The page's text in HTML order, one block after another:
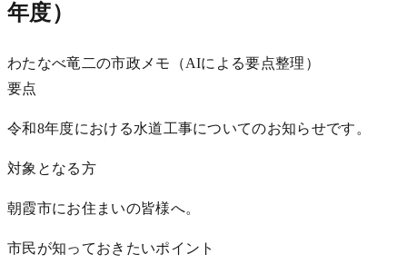
年度）
わたなべ竜二の市政メモ（AIによる要点整理）
要点
令和8年度における水道工事についてのお知らせです。
対象となる方
朝霞市にお住まいの皆様へ。
市民が知っておきたいポイント